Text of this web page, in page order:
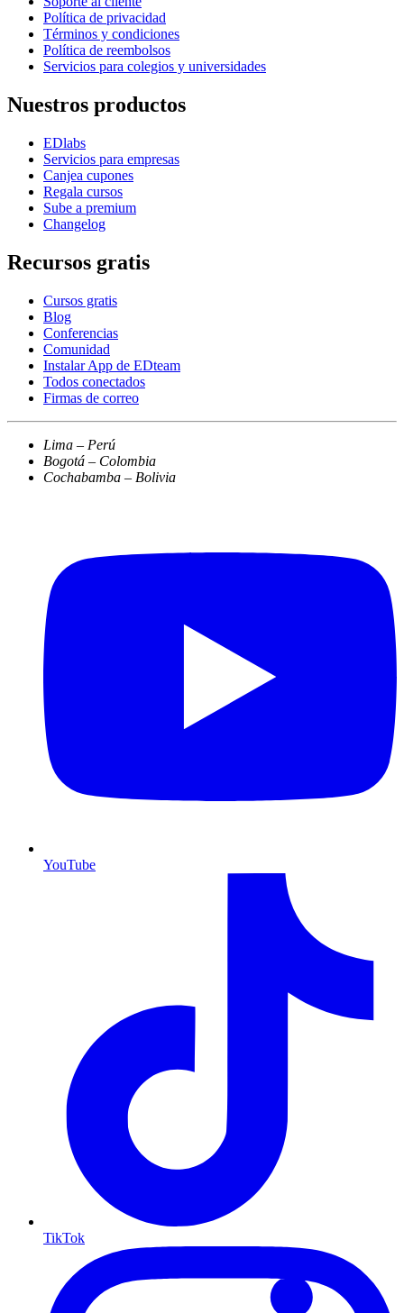
Política de privacidad
Términos y condiciones
Política de reembolsos
Servicios para colegios y universidades
Nuestros productos
EDlabs
Servicios para empresas
Canjea cupones
Regala cursos
Sube a premium
Changelog
Recursos gratis
Cursos gratis
Blog
Conferencias
Comunidad
Instalar App de EDteam
Todos conectados
Firmas de correo
Lima – Perú
Bogotá – Colombia
Cochabamba – Bolivia
YouTube
TikTok